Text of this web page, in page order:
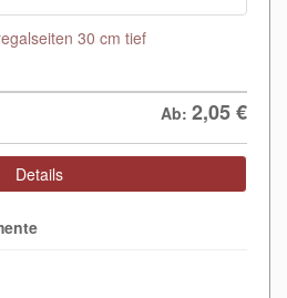
30 cm tief
Ab: 2,05€
Details